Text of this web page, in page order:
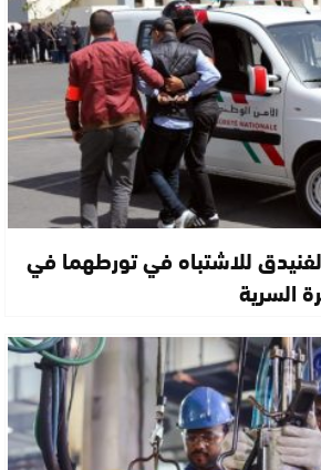
للاشتباه في تورطهما في
السرية